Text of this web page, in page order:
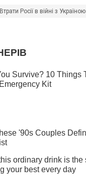
Втрати Росії в війні з Україною